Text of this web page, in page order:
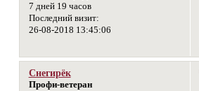
7 дней 19 часов
Последний визит:
26-08-2018 13:45:06
Снегирёк
Профи-ветеран